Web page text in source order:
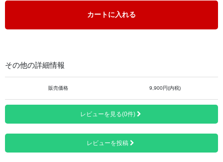
※仏具セット、骨壺は付属しておりません。ご注意ください。
フォトフレームが全面についているため、大事なあの子を
今までと同じように近くに感じられます。
カートに入れる
その他の詳細情報
販売価格 9,900円(内税)
レビューを見る(0件)
レビューを投稿